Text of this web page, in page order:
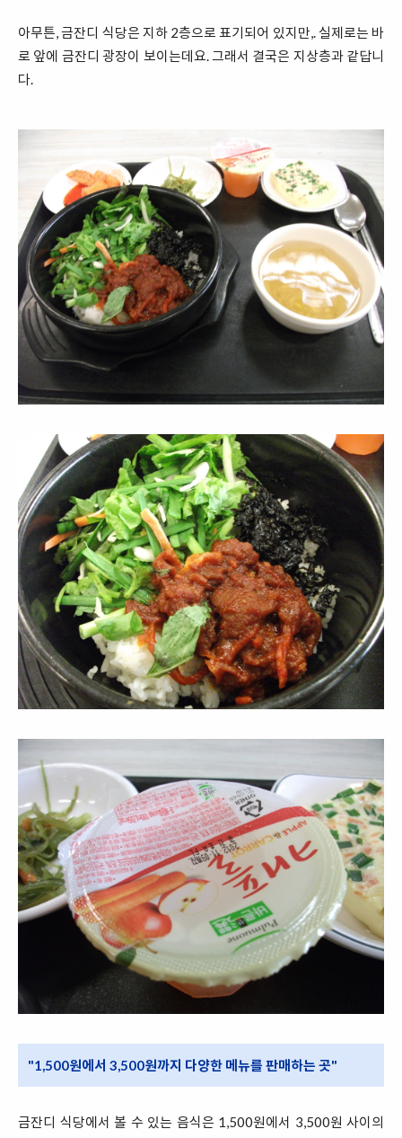
아무튼, 금잔디 식당은 지하 2층으로 표기되어 있지만,. 실제로는 바
로 앞에 금잔디 광장이 보이는데요. 그래서 결국은 지상층과 같답니
다.
"1,500원에서 3,500원까지 다양한 메뉴를 판매하는 곳"
금잔디 식당에서 볼 수 있는 음식은 1,500원에서 3,500원 사이의